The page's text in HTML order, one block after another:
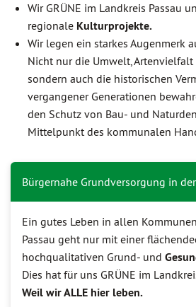
Wir GRÜNE im Landkreis Passau
regionale Kulturprojekte.
Wir legen ein starkes Augenmerk
Nicht nur die Umwelt,
sondern auch die historischen
vergangener Generationen
den Schutz von Bau- und
Mittelpunkt des kommunalen
Bürgernahe Grundversorgung in
Ein gutes Leben in allen
Passau geht nur mit einer
hochqualitativen Grund- und
Dies hat für uns GRÜNE im
Weil wir ALLE hier leben.